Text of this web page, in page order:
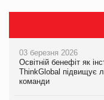
03 березня 2026
Освітній бенефіт як
ThinkGlobal підвищує
команди